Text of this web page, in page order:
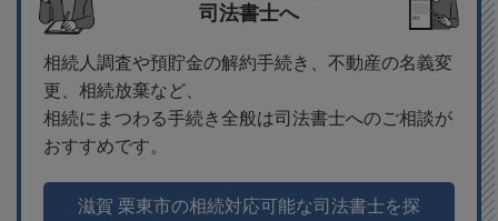
司法書士へ
相続人調査や預貯金の解約手続き、不動産の名義変
更、相続放棄など、
相続にまつわる手続き全般は司法書士へのご相談が
おすすめです。
滋賀 栗東市の相続対応可能な司法書士を探